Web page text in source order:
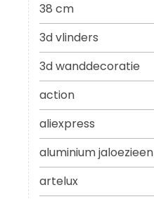
38 cm
3d vlinders
3d wanddecoratie
action
aliexpress
aluminium jaloezieen
artelux